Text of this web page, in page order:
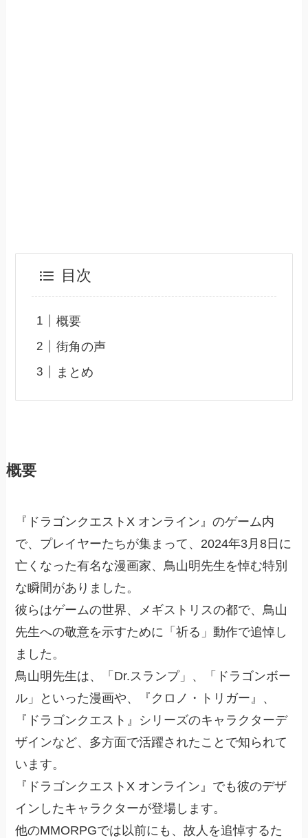
目次
概要
街角の声
まとめ
概要
『ドラゴンクエストX オンライン』のゲーム内
で、プレイヤーたちが集まって、2024年3月8日に
亡くなった有名な漫画家、鳥山明先生を悼む特別
な瞬間がありました。
彼らはゲームの世界、メギストリスの都で、鳥山
先生への敬意を示すために「祈る」動作で追悼し
ました。
鳥山明先生は、「Dr.スランプ」、「ドラゴンボー
ル」といった漫画や、『クロノ・トリガー』、
『ドラゴンクエスト』シリーズのキャラクターデ
ザインなど、多方面で活躍されたことで知られて
います。
『ドラゴンクエストX オンライン』でも彼のデザ
インしたキャラクターが登場します。
他のMMORPGでは以前にも、故人を追悼するた